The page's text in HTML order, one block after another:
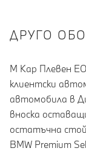
ДРУГО
М Кар Плевен
клиентски
автомобила в
вноска
остатъчна
BMW Premium